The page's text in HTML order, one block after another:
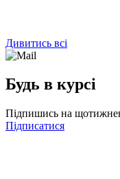
Дивитись всі
Будь в курсі
Підпишись на
Підписатися